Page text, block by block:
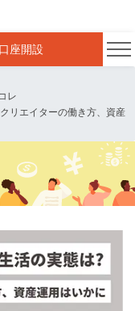
口座開設
レ
リエイターの働き方、資産